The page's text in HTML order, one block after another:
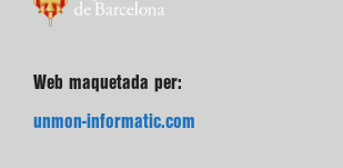
Web maquetada per:
unmon-informatic.com